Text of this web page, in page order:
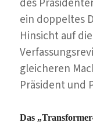
ein doppeltes
Hinsicht auf
gleicheren
Präsident und
Das